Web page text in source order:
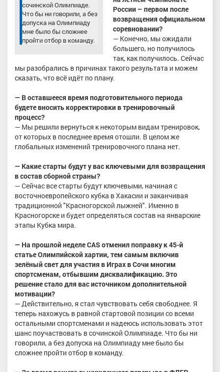
сочинской Олимпиаде.
Что бы ни говорили, а без
допуска на Олимпиаду
мне было бы сложнее
пройти отбор в команду.
России – первом после
возвращения официальном
соревновании?
— Конечно, мы ожидали
большего, но получилось
так, как получилось. Сейчас
мы разобрались в причинах такого результата и можем
сказать, что всё идёт по плану.
— В оставшееся время подготовительного периода
будете вносить корректировки в тренировочный
процесс?
— Мы решили вернуться к некоторым видам тренировок,
от которых в последнее время отошли. В целом же
глобальных изменений тренировочного плана нет.
— Какие старты будут у вас ключевыми для возвращения
в состав сборной страны?
— Сейчас все старты будут ключевыми, начиная с
восточноевропейского кубка в Хакасии и заканчивая
традиционной "Красногорской лыжней". Именно в
Красногорске и будет определяться состав на январские
этапы Кубка мира.
— На прошлой неделе CAS отменил поправку к 45-й
статье Олимпийской хартии, тем самым включив
зелёный свет для участия в Играх в Сочи многим
спортсменам, отбывшим дисквалификацию. Это
решение стало для вас источником дополнительной
мотивации?
— Действительно, я стал чувствовать себя свободнее. Я
теперь нахожусь в равной стартовой позиции со всеми
остальными спортсменами и надеюсь использовать этот
шанс поучаствовать в сочинской Олимпиаде. Что бы ни
говорили, а без допуска на Олимпиаду мне было бы
сложнее пройти отбор в команду.